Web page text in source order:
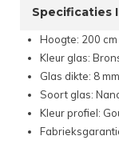
Specificaties
Hoogte: 200 cm
Kleur glas:
Glas dikte: 8 mm
Soort glas:
Kleur profiel: